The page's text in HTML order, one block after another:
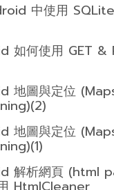
中使用
如何使用 GET &
地圖與定位
地圖與定位
解析網頁 (html